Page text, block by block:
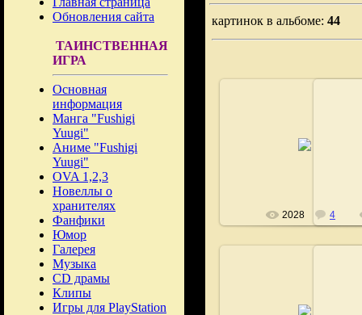
Обновления сайта
ТАИНСТВЕННАЯ
ИГРА
Основная
информация
Манга "Fushigi
Yuugi"
Аниме "Fushigi
Yuugi"
OVA 1,2,3
Новеллы о
хранителях
Фанфики
Юмор
Галерея
Музыка
CD драмы
Клипы
Игры для PlayStation
картинок в альбоме: 44
2028 4